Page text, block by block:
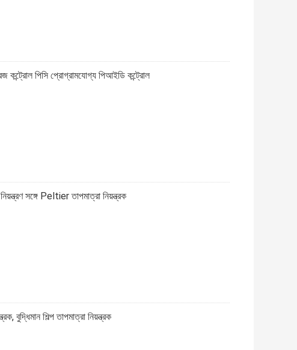
কন্ট্রোল পিসি প্রোগ্রামযোগ্য পিআইডি কন্ট্রোল
সঙ্গে Peltier তাপমাত্রা নিয়ন্ত্রক
বুদ্ধিমান শিল্প তাপমাত্রা নিয়ন্ত্রক